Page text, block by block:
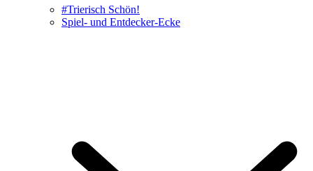
#Trierisch Schön!
Spiel- und Entdecker-Ecke